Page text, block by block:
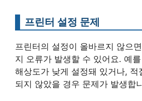
프린터 설정 문제
프린터의 설정이 올바르지 않으
지 오류가 발생할 수 있어요. 예
해상도가 낮게 설정돼 있거나, 적
되지 않았을 경우 문제가 발생합